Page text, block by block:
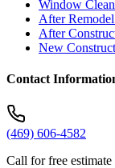
Window
After
After
New
Contact
(469) 606-4582
Call for free estimate